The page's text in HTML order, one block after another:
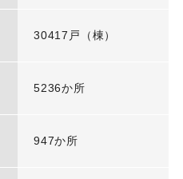
30417戸（棟）
5236か所
947か所